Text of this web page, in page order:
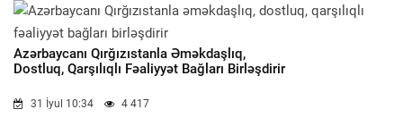
Azərbaycanı Qırğızıstanla Əməkdaşlıq,
Dostluq, Qarşılıqlı Fəaliyyət Bağları Birləşdirir
31 İyul 10:34 4 417